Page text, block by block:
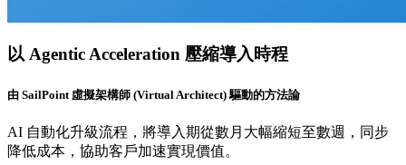
以 Agentic Acceleration 壓縮導入時程
由 SailPoint 虛擬架構師 (Virtual Architect) 驅動的方法論
AI 自動化升級流程，將導入期從數月大幅縮短至數週，同步
降低成本，協助客戶加速實現價值。